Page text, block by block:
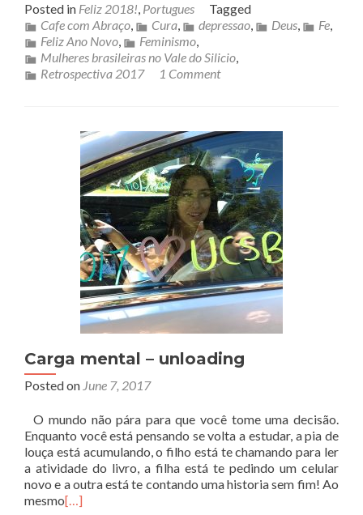
Posted in Feliz 2018!, Portugues
Tagged
Cafe com Abraço, Cura, depressao, Deus, Fe,
Feliz Ano Novo, Feminismo,
Mulheres brasileiras no Vale do Silicio,
Retrospectiva 2017
1 Comment
Carga mental – unloading
Posted on June 7, 2017
O mundo não pára para que você tome uma decisão.
Enquanto você está pensando se volta a estudar, a pia de
louça está acumulando, o filho está te chamando para ler
a atividade do livro, a filha está te pedindo um celular
novo e a outra está te contando uma historia sem fim! Ao
mesmo[…]